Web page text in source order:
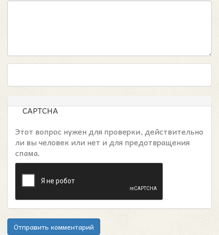
CAPTCHA
Этот вопрос нужен для проверки, действительно
ли вы человек или нет и для предотвращения
спама.
Отправить комментарий